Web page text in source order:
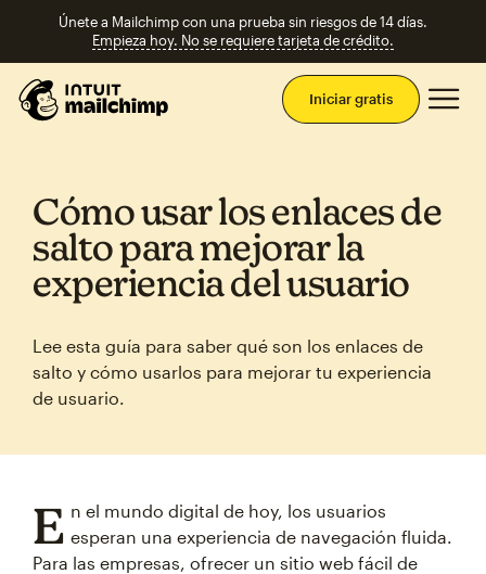
Únete a Mailchimp con una prueba sin riesgos de 14 días.
Empieza hoy. No se requiere tarjeta de crédito.
Iniciar gratis
Cómo usar los enlaces de
salto para mejorar la
experiencia del usuario
Lee esta guía para saber qué son los enlaces de
salto y cómo usarlos para mejorar tu experiencia
de usuario.
E n el mundo digital de hoy, los usuarios
esperan una experiencia de navegación fluida.
Para las empresas, ofrecer un sitio web fácil de